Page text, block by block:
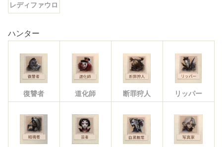
レディファウロ
ハンター
復讐者 道化師 断罪狩人 リッパー